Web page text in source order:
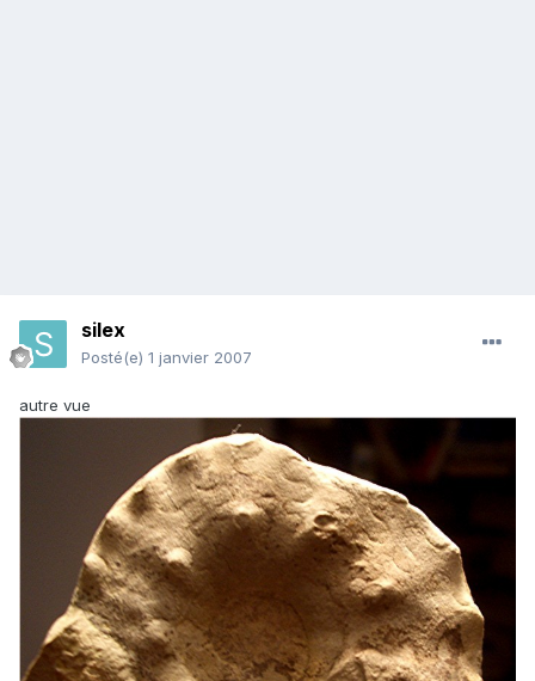
silex
Posté(e) 1 janvier 2007
autre vue